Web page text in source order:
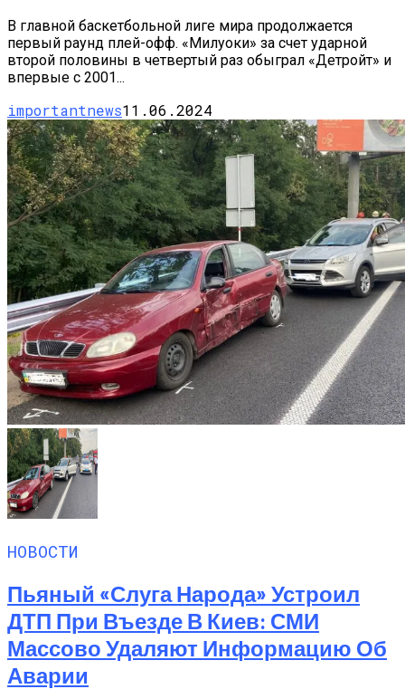
В главной баскетбольной лиге мира продолжается
первый раунд плей-офф. «Милуоки» за счет ударной
второй половины в четвертый раз обыграл «Детройт» и
впервые с 2001...
importantnews11.06.2024
НОВОСТИ
Пьяный «слуга Народа» Устроил
ДТП При Въезде В Киев: СМИ
Массово Удаляют Информацию Об
Аварии